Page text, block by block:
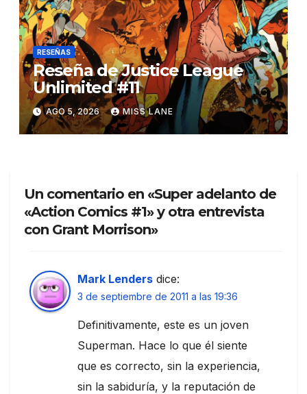
RESEÑAS
Reseña de Justice League
Unlimited #11
AGO 5, 2026 MISS LANE
Un comentario en «Super adelanto de
«Action Comics #1» y otra entrevista
con Grant Morrison»
Mark Lenders dice:
3 de septiembre de 2011 a las 19:36
Definitivamente, este es un joven
Superman. Hace lo que él siente
que es correcto, sin la experiencia,
sin la sabiduría, y la reputación de